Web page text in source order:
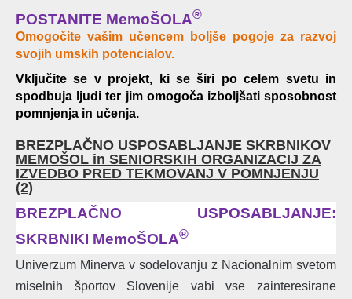
POSTANITE MemoŠOLA®
Omogočite vašim učencem boljše pogoje za razvoj
svojih umskih potencialov.
Vključite se v projekt, ki se širi po celem svetu in
spodbuja ljudi ter jim omogoča izboljšati sposobnost
pomnjenja in učenja.
BREZPLAČNO USPOSABLJANJE SKRBNIKOV
MEMOŠOL in SENIORSKIH ORGANIZACIJ ZA
IZVEDBO PRED TEKMOVANJ V POMNJENJU
(2)
BREZPLAČNO USPOSABLJANJE:
SKRBNIKI MemoŠOLA®
Univerzum Minerva v sodelovanju z Nacionalnim svetom
miselnih športov Slovenije vabi vse zainteresirane